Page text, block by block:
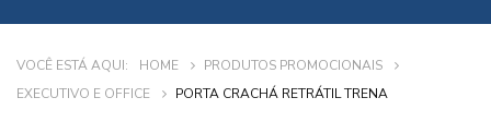
VOCÊ ESTÁ AQUI: HOME
PRODUTOS PROMOCIONAIS
EXECUTIVO E OFFICE
PORTA CRACHÁ RETRÁTIL TRENA